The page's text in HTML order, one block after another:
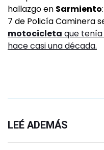
hallazgo en Sarmiento
7 de Policía Caminera
motocicleta que
hace casi una década.
LEÉ ADEMÁS